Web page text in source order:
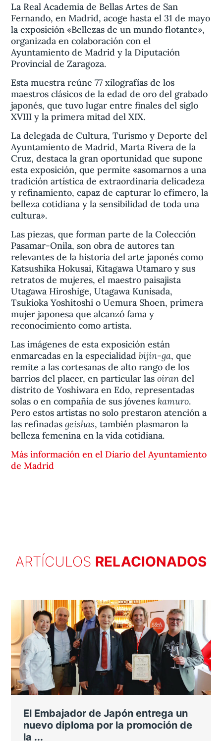
La Real Academia de Bellas Artes de San
Fernando, en Madrid, acoge hasta el 31 de mayo
la exposición «Bellezas de un mundo flotante»,
organizada en colaboración con el
Ayuntamiento de Madrid y la Diputación
Provincial de Zaragoza.
Esta muestra reúne 77 xilografías de los
maestros clásicos de la edad de oro del grabado
japonés, que tuvo lugar entre finales del siglo
XVIII y la primera mitad del XIX.
La delegada de Cultura, Turismo y Deporte del
Ayuntamiento de Madrid, Marta Rivera de la
Cruz, destaca la gran oportunidad que supone
esta exposición, que permite «asomarnos a una
tradición artística de extraordinaria delicadeza
y refinamiento, capaz de capturar lo efímero, la
belleza cotidiana y la sensibilidad de toda una
cultura».
Las piezas, que forman parte de la Colección
Pasamar-Onila, son obra de autores tan
relevantes de la historia del arte japonés como
Katsushika Hokusai, Kitagawa Utamaro y sus
retratos de mujeres, el maestro paisajista
Utagawa Hiroshige, Utagawa Kunisada,
Tsukioka Yoshitoshi o Uemura Shoen, primera
mujer japonesa que alcanzó fama y
reconocimiento como artista.
Las imágenes de esta exposición están
enmarcadas en la especialidadbijin-ga, que
remite a las cortesanas de alto rango de los
barrios del placer, en particular lasoiran del
distrito de Yoshiwara en Edo, representadas
solas o en compañía de sus jóvenes kamuro.
Pero estos artistas no solo prestaron atención a
las refinadasgeishas, también plasmaron la
belleza femenina en la vida cotidiana.
Más información en el Diario del Ayuntamiento
de Madrid
ARTÍCULOS RELACIONADOS
El Embajador de Japón entrega un
nuevo diploma por la promoción de
la ...